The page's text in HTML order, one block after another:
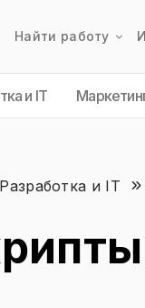
Найти работу
и IT
Разработка и IT